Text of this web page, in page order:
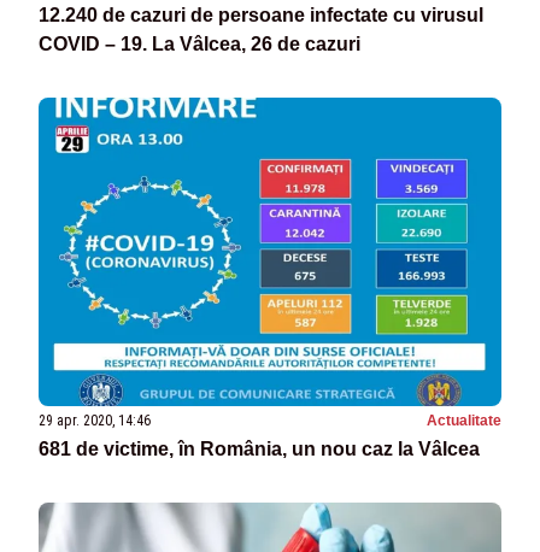
12.240 de cazuri de persoane infectate cu virusul
COVID – 19. La Vâlcea, 26 de cazuri
29 apr. 2020, 14:46 Actualitate
681 de victime, în România, un nou caz la Vâlcea